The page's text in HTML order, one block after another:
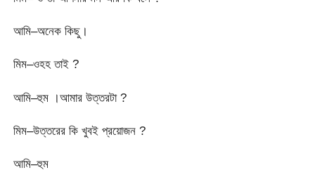
আমি–অনেক কিছু।
মিম–ওহহ তাই ?
আমি–হুম ।আমার উত্তরটা ?
মিম–উত্তরের কি খুবই প্রয়োজন ?
আমি–হুম